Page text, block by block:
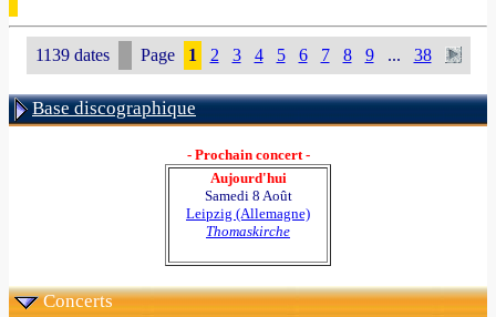
1139 dates Page 1 2 3 4 5 6 7 8 9 ... 38
Base discographique
- Prochain concert -
Aujourd'hui
Samedi 8 Août
Leipzig (Allemagne)
Thomaskirche
Concerts